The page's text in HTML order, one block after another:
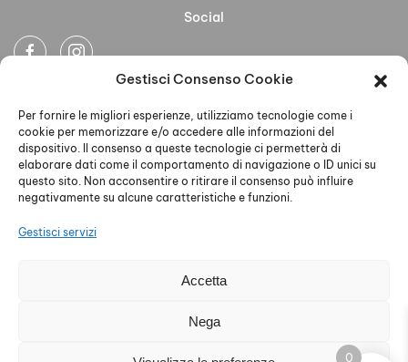
Gestisci Consenso Cookie
Per fornire le migliori esperienze, utilizziamo tecnologie come i
cookie per memorizzare e/o accedere alle informazioni del
dispositivo. Il consenso a queste tecnologie ci permetterà di
elaborare dati come il comportamento di navigazione o ID unici su
questo sito. Non acconsentire o ritirare il consenso può influire
negativamente su alcune caratteristiche e funzioni.
Gestisci servizi
Accetta
Nega
Social
aelleabbigliamento@pec.it - Privacy Policy - Cookie Policy
0